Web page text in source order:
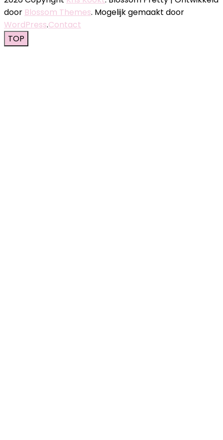
door Blossom Themes. Mogelijk gemaakt door
WordPress.Contact
TOP